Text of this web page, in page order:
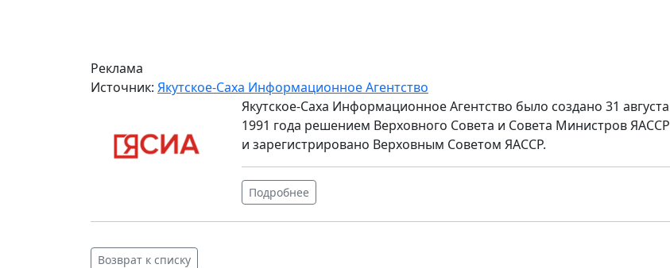
Реклама
Источник: Якутское-Саха Информационное Агентство
Якутское-Саха Информационное Агентство было создано 31 августа
1991 года решением Верховного Совета и Совета Министров ЯАССР
и зарегистрировано Верховным Советом ЯАССР.
Подробнее
Возврат к списку